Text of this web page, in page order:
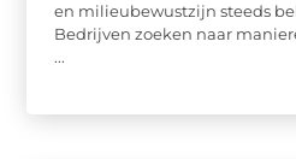
en milieubewustzijn steeds
Bedrijven zoeken naar
...